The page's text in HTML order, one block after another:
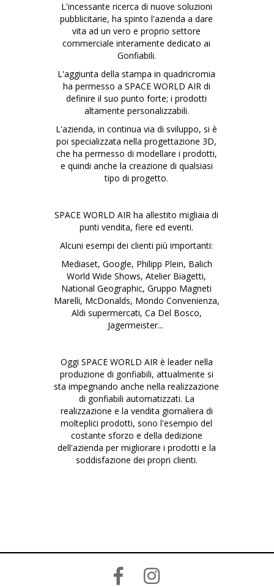
L'incessante ricerca di nuove soluzioni
pubblicitarie, ha spinto l'azienda a dare
vita ad un vero e proprio settore
commerciale interamente dedicato ai
Gonfiabili.
L'aggiunta della stampa in quadricromia
ha permesso a SPACE WORLD AIR di
definire il suo punto forte; i prodotti
altamente personalizzabili.
L'azienda, in continua via di sviluppo, si è
poi specializzata nella progettazione 3D,
che ha permesso di modellare i prodotti,
e quindi anche la creazione di qualsiasi
tipo di progetto.
SPACE WORLD AIR ha allestito migliaia di
punti vendita, fiere ed eventi.
Alcuni esempi dei clienti più importanti:
Mediaset, Google, Philipp Plein, Balich
World Wide Shows, Atelier Biagetti,
National Geographic, Gruppo Magneti
Marelli, McDonalds, Mondo Convenienza,
Aldi supermercati, Ca Del Bosco,
Jagermeister...
Oggi SPACE WORLD AIR è leader nella
produzione di gonfiabili, attualmente si
sta impegnando anche nella realizzazione
di gonfiabili automatizzati. La
realizzazione e la vendita giornaliera di
molteplici prodotti, sono l'esempio del
costante sforzo e della dedizione
dell'azienda per migliorare i prodotti e la
soddisfazione dei propri clienti.